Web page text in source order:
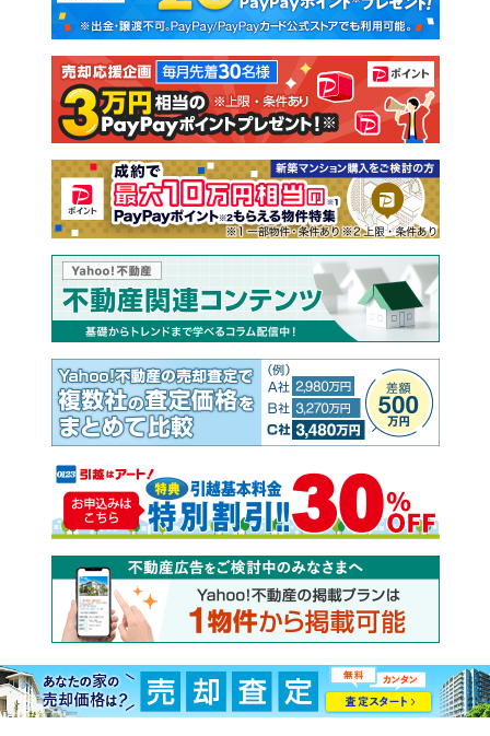
新築一戸建て 中古一戸建て
注文住宅 土地
売却査定